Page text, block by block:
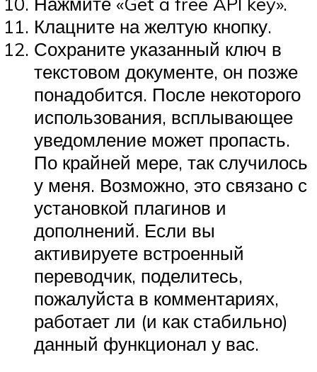
Клацните на желтую кнопку.
Сохраните указанный ключ в
текстовом документе, он позже
понадобится. После некоторого
использования, всплывающее
уведомление может пропасть.
По крайней мере, так случилось
у меня. Возможно, это связано с
установкой плагинов и
дополнений. Если вы
активируете встроенный
переводчик, поделитесь,
пожалуйста в комментариях,
работает ли (и как стабильно)
данный функционал у вас.